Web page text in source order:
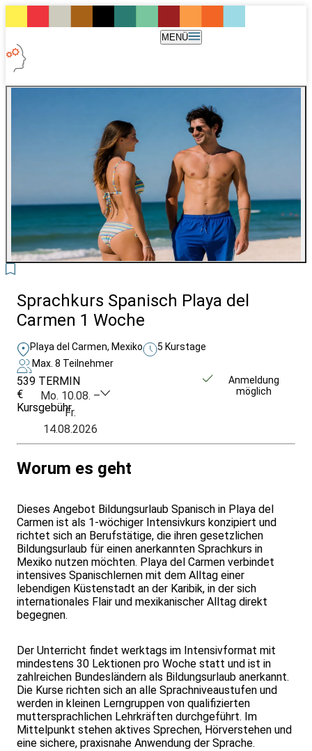
MENÜ
Sprachkurs Spanisch Playa del
Carmen 1 Woche
Playa del Carmen, Mexiko
5 Kurstage
Max. 8 Teilnehmer
539
€
Kursgebühr
TERMIN
Mo. 10.08. –
Fr.
14.08.2026
Anmeldung
möglich
Worum es geht
Dieses Angebot Bildungsurlaub Spanisch in Playa del
Carmen ist als 1-wöchiger Intensivkurs konzipiert und
richtet sich an Berufstätige, die ihren gesetzlichen
Bildungsurlaub für einen anerkannten Sprachkurs in
Mexiko nutzen möchten. Playa del Carmen verbindet
intensives Spanischlernen mit dem Alltag einer
lebendigen Küstenstadt an der Karibik, in der sich
internationales Flair und mexikanischer Alltag direkt
begegnen.
Der Unterricht findet werktags im Intensivformat mit
mindestens 30 Lektionen pro Woche statt und ist in
zahlreichen Bundesländern als Bildungsurlaub anerkannt.
Die Kurse richten sich an alle Sprachniveaustufen und
werden in kleinen Lerngruppen von qualifizierten
muttersprachlichen Lehrkräften durchgeführt. Im
Mittelpunkt stehen aktives Sprechen, Hörverstehen und
eine sichere, praxisnahe Anwendung der Sprache.